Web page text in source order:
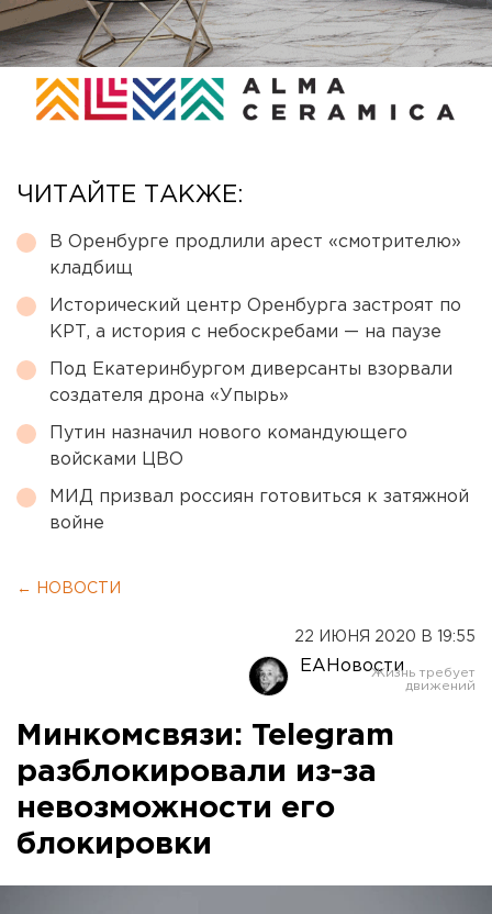
ЧИТАЙТЕ ТАКЖЕ:
В Оренбурге продлили арест «смотрителю»
кладбищ
Исторический центр Оренбурга застроят по
КРТ, а история с небоскребами — на паузе
Под Екатеринбургом диверсанты взорвали
создателя дрона «Упырь»
Путин назначил нового командующего
войсками ЦВО
МИД призвал россиян готовиться к затяжной
войне
← НОВОСТИ
22 ИЮНЯ 2020 В 19:55
ЕАНовости
Минкомсвязи: Telegram
разблокировали из-за
невозможности его
блокировки